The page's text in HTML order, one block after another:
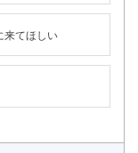
来てほしい